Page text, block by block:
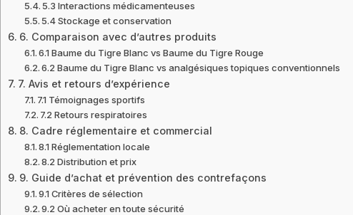
5.3 Interactions médicamenteuses
5.4 Stockage et conservation
6. Comparaison avec d’autres produits
6.1 Baume du Tigre Blanc vs Baume du Tigre Rouge
6.2 Baume du Tigre Blanc vs analgésiques topiques conventionnels
7. Avis et retours d’expérience
7.1 Témoignages sportifs
7.2 Retours respiratoires
8. Cadre réglementaire et commercial
8.1 Réglementation locale
8.2 Distribution et prix
9. Guide d’achat et prévention des contrefaçons
9.1 Critères de sélection
9.2 Où acheter en toute sécurité